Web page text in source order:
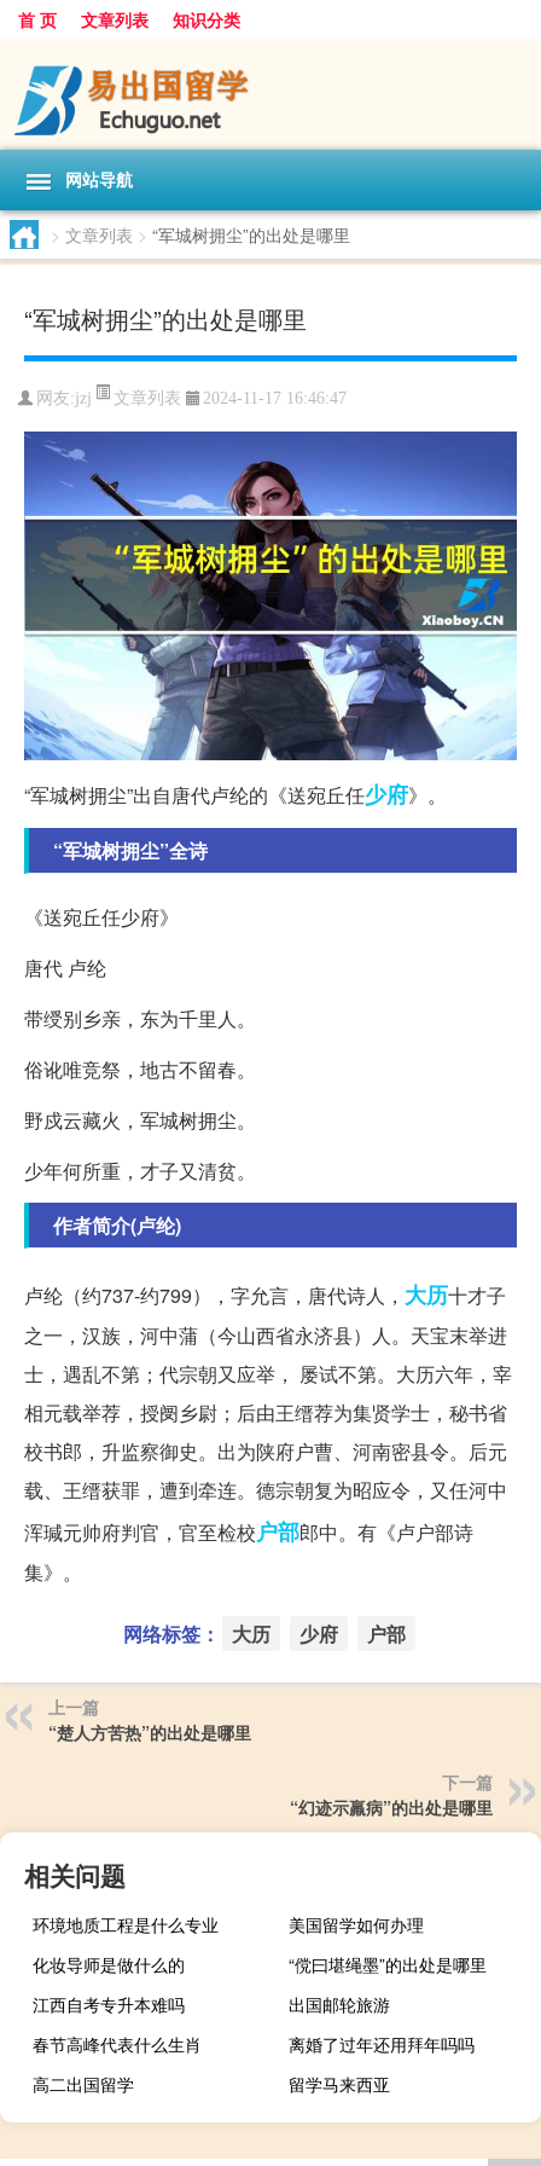
首 页 文章列表 知识分类
网站导航
> 文章列表 > “军城树拥尘”的出处是哪里
“军城树拥尘”的出处是哪里
网友:jzj 文章列表 2024-11-17 16:46:47
“军城树拥尘”出自唐代卢纶的《送宛丘任少府》。
“军城树拥尘”全诗
《送宛丘任少府》
唐代 卢纶
带绶别乡亲，东为千里人。
俗讹唯竞祭，地古不留春。
野戍云藏火，军城树拥尘。
少年何所重，才子又清贫。
作者简介(卢纶)
卢纶（约737-约799），字允言，唐代诗人， 大历十才子
之一，汉族，河中蒲（今山西省永济县）人。天宝末举进
士，遇乱不第；代宗朝又应举， 屡试不第。大历六年，宰
相元载举荐，授阌乡尉；后由王缙荐为集贤学士，秘书省
校书郎，升监察御史。出为陕府户曹、河南密县令。后元
载、王缙获罪，遭到牵连。德宗朝复为昭应令，又任河中
浑瑊元帅府判官，官至检校户部郎中。有《卢户部诗
集》。
网络标签： 大历 少府 户部
上一篇
“楚人方苦热”的出处是哪里
下一篇
“幻迹示羸病”的出处是哪里
相关问题
环境地质工程是什么专业
美国留学如何办理
化妆导师是做什么的
“傥曰堪绳墨”的出处是哪里
江西自考专升本难吗
出国邮轮旅游
春节高峰代表什么生肖
离婚了过年还用拜年吗吗
高二出国留学
留学马来西亚